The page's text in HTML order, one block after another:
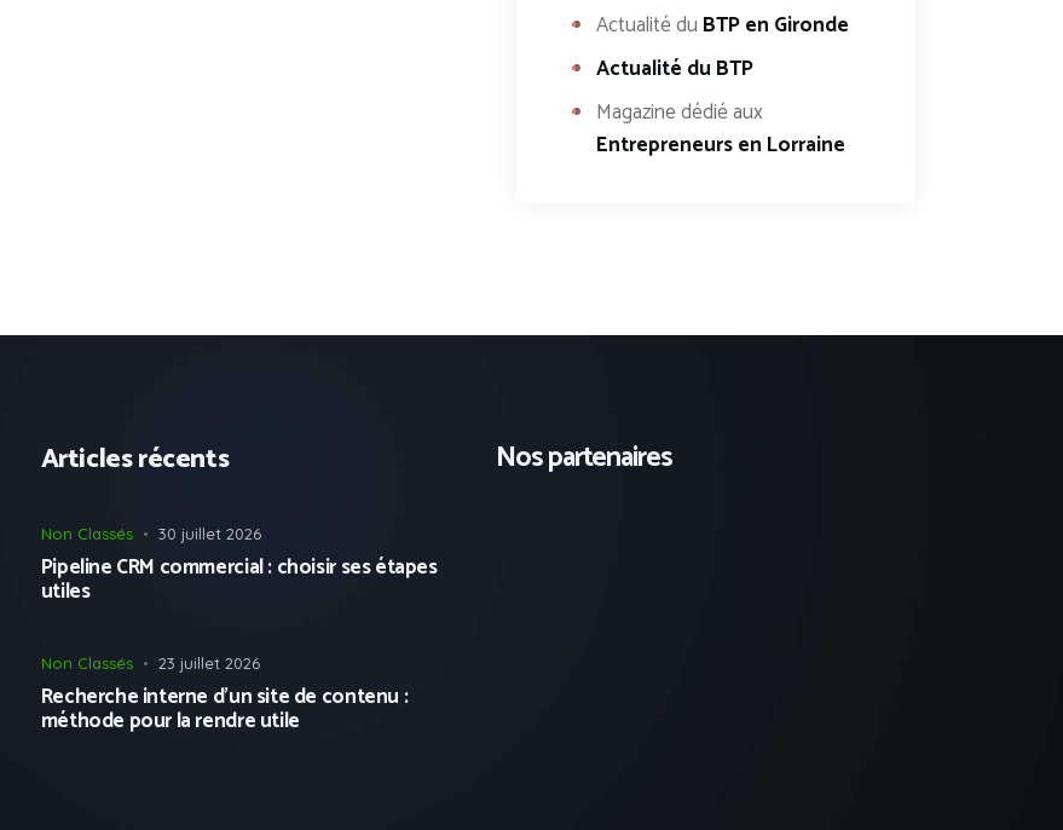
Actualité du BTP en Gironde
Actualité du BTP
Magazine dédié aux
Entrepreneurs en Lorraine
Articles récents
Non Classés 30 juillet 2026
Pipeline CRM commercial : choisir ses étapes
utiles
Non Classés 23 juillet 2026
Recherche interne d’un site de contenu :
méthode pour la rendre utile
Nos partenaires